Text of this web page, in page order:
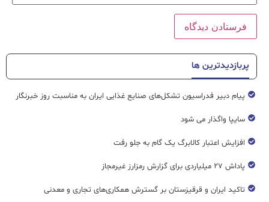
پربازدیدترین ها
پیام دبیر فدراسیون تشکل‌های صنایع غذایی ایران به مناسبت روز خبرنگار
سایپا واگذار می شود
افزایش اعتبار کالابرگ یک گام به جلو رفت
پاداش ۲۷ میلیاردی برای گزارش رمزارز غیرمجاز
تاکید ایران و قرقیزستان بر گسترش همکاری‌های تجاری و معدنی